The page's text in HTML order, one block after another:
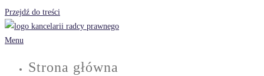
Przejdź do treści
Menu
Strona główna